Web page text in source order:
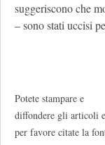
suggeriscono che
– sono stati uccisi
Potete stampare e
diffondere gli articoli
per favore citate la